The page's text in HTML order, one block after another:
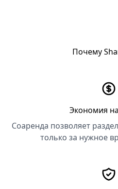
Почему
Экономия
Соаренда позволяет
только за нужное